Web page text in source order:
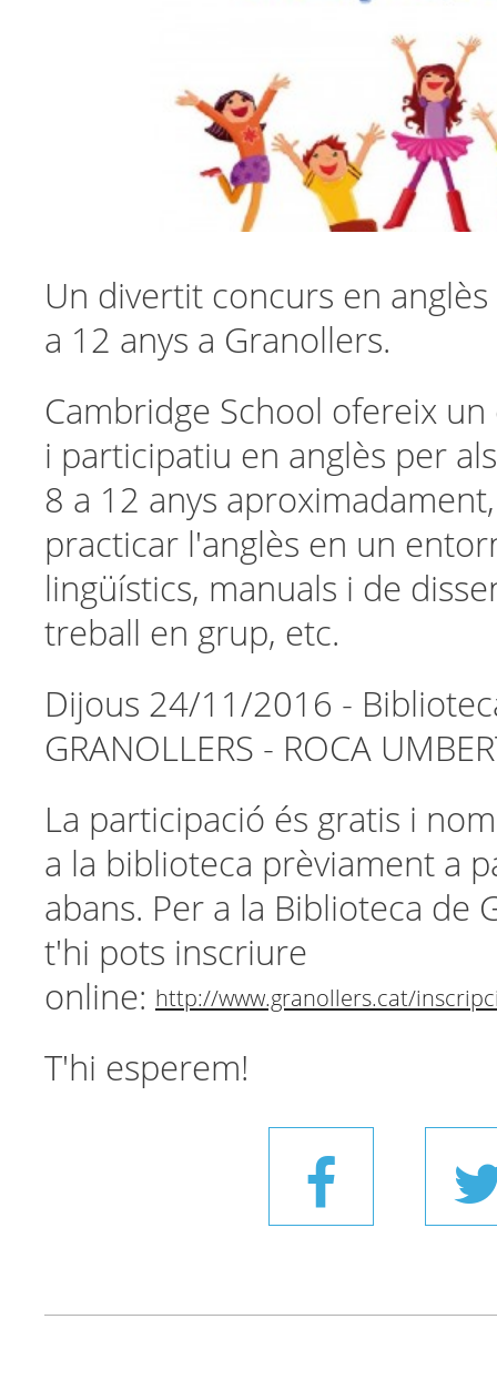
Un divertit concurs en
a 12 anys a Granollers.
Cambridge School ofereix
i participatiu en anglès per
8 a 12 anys
practicar l'anglès en un
lingüístics, manuals i de
treball en grup, etc.
Dijous 24/11/2016 -
GRANOLLERS - ROCA
La participació és gratis i
a la biblioteca prèviament a
abans. Per a la Biblioteca de
t'hi pots inscriure
online: http://www.granollers.cat/
T'hi esperem!